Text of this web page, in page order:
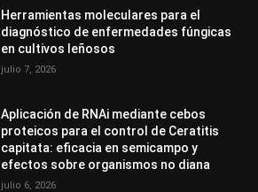
Herramientas moleculares para el
diagnóstico de enfermedades fúngicas
en cultivos leñosos
julio 7, 2026
Aplicación de RNAi mediante cebos
proteicos para el control de Ceratitis
capitata: eficacia en semicampo y
efectos sobre organismos no diana
julio 6, 2026